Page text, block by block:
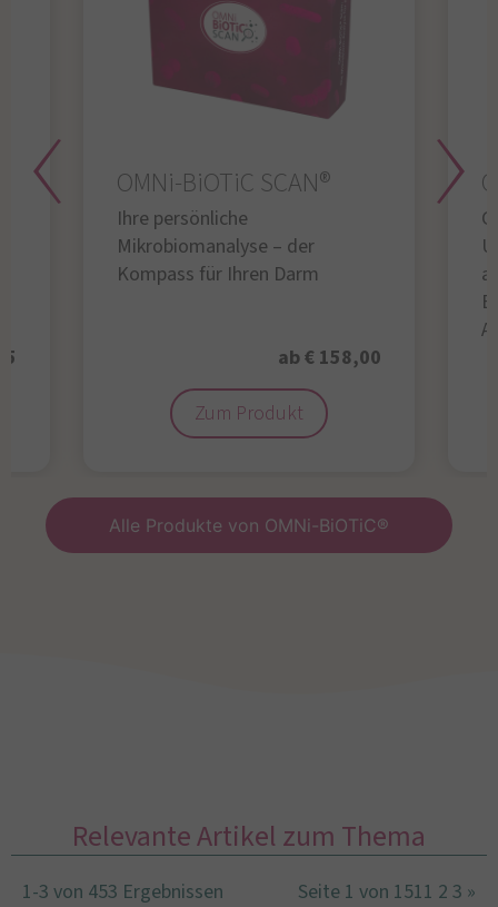
OMNi-BiOTiC SCAN®
Ihre persönliche
Mikrobiomanalyse – der
Kompass für Ihren Darm
ab € 158,00
Zum Produkt
Alle Produkte von OMNi-BiOTiC®
Relevante Artikel zum Thema
1-3 von 453 Ergebnissen Seite 1 von 1511 2 3 »